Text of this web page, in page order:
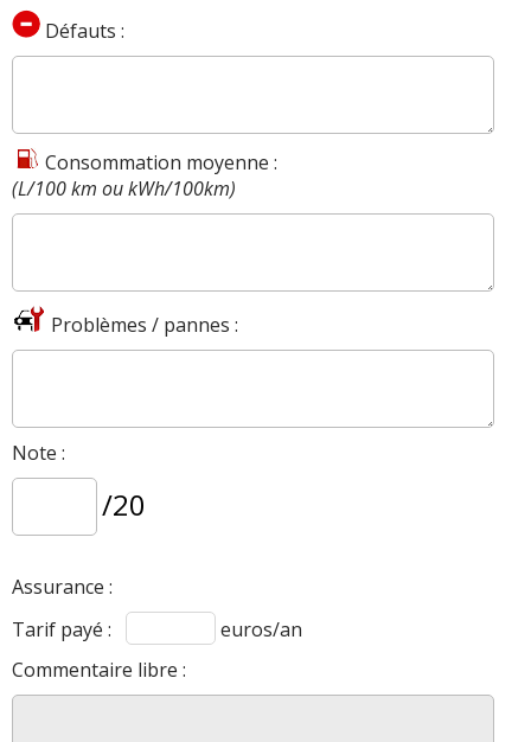
Défauts :
Consommation moyenne :
(L/100 km ou kWh/100km)
Problèmes / pannes :
Note :
/20
Assurance :
Tarif payé :
euros/an
Commentaire libre :